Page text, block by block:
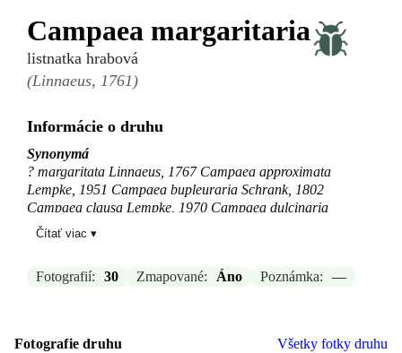
Campaea margaritaria
listnatka hrabová
(Linnaeus, 1761)
Informácie o druhu
Synonymá
? margaritata Linnaeus, 1767 Campaea approximata
Lempke, 1951 Campaea bupleuraria Schrank, 1802
Campaea clausa Lempke, 1970 Campaea dulcinaria
Dannehl, 1927 Campaea margaritata (Linnaeus, 1767)
Campaea zawiszae Wize, 1917 Metrocampa margaritaria
Čítať viac ▾
Fotografií: 30 Zmapované: Áno Poznámka: —
Fotografie druhu Všetky fotky druhu